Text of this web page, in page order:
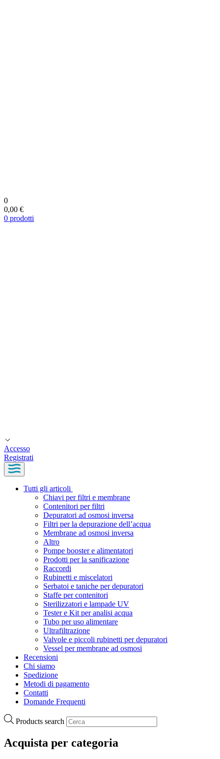
0
0,00 €
0 prodotti
Accesso
Registrati
Tutti gli articoli
Chiavi per filtri e membrane
Contenitori per filtri
Depuratori ad osmosi inversa
Filtri per la depurazione dell’acqua
Membrane ad osmosi inversa
Altro
Pompe booster e alimentatori
Prodotti per la sanificazione
Raccordi
Rubinetti e miscelatori
Serbatoi e taniche per depuratori
Staffe per contenitori
Sterilizzatori e lampade UV
Tester e Kit per analisi acqua
Tubo per uso alimentare
Ultrafiltrazione
Valvole e piccoli rubinetti per depuratori
Vessel per membrane ad osmosi
Recensioni
Chi siamo
Spedizione
Metodi di pagamento
Contatti
Domande Frequenti
Products search
Acquista per categoria